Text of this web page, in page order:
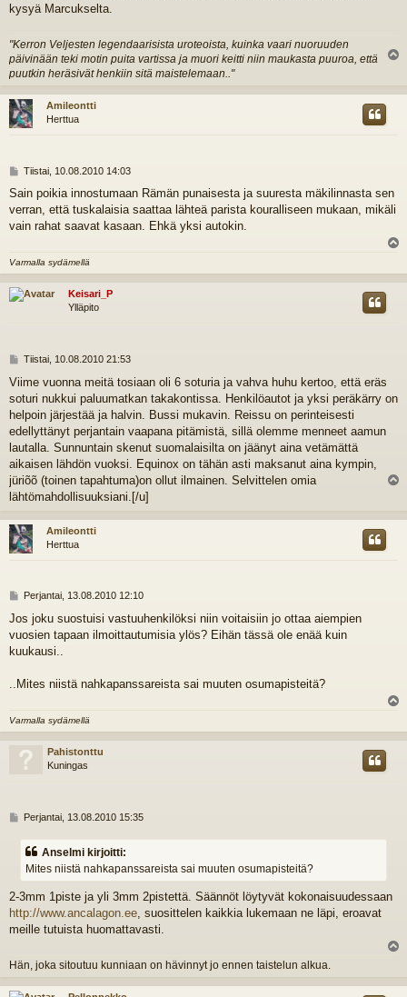
kysyä Marcukselta.
"Kerron Veljesten legendaarisista uroteoista, kuinka vaari nuoruuden
päivinään teki motin puita vartissa ja muori keitti niin maukasta puuroa, että
puutkin heräsivät henkiin sitä maistelemaan.."
s
Amileontti
Herttua
V
e
s
t
Tiistai, 10.08.2010 14:03
Sain poikia innostumaan Rämän punaisesta ja suuresta mäkilinnasta sen
verran, että tuskalaisia saattaa lähteä parista kouralliseen mukaan, mikäli
vain rahat saavat kasaan. Ehkä yksi autokin.
Varmalla sydämellä
ö
Keisari_P
Ylläpito
V
e
s
t
i
Tiistai, 10.08.2010 21:53
Viime vuonna meitä tosiaan oli 6 soturia ja vahva huhu kertoo, että eräs
soturi nukkui paluumatkan takakontissa. Henkilöautot ja yksi peräkärry on
helpoin järjestää ja halvin. Bussi mukavin. Reissu on perinteisesti
edellyttänyt perjantain vaapana pitämistä, sillä olemme menneet aamun
lautalla. Sunnuntain skenut suomalaisilta on jäänyt aina vetämättä
aikaisen lähdön vuoksi. Equinox on tähän asti maksanut aina kympin,
jüriõõ (toinen tapahtuma)on ollut ilmainen. Selvittelen omia
lähtömahdollisuuksiani.[/u]
s
Amileontti
Herttua
V
e
s
t
Perjantai, 13.08.2010 12:10
Jos joku suostuisi vastuuhenkilöksi niin voitaisiin jo ottaa aiempien
vuosien tapaan ilmoittautumisia ylös? Eihän tässä ole enää kuin
kuukausi..
..Mites niistä nahkapanssareista sai muuten osumapisteitä?
Varmalla sydämellä
ö
Pahistonttu
Kuningas
V
e
Perjantai, 13.08.2010 15:35
Anselmi kirjoitti:
Mites niistä nahkapanssareista sai muuten osumapisteitä?
2-3mm 1piste ja yli 3mm 2pistettä. Säännöt löytyvät kokonaisuudessaan
http://www.ancalagon.ee, suosittelen kaikkia lukemaan ne läpi, eroavat
meille tutuista huomattavasti.
Hän, joka sitoutuu kunniaan on hävinnyt jo ennen taistelun alkua.
s